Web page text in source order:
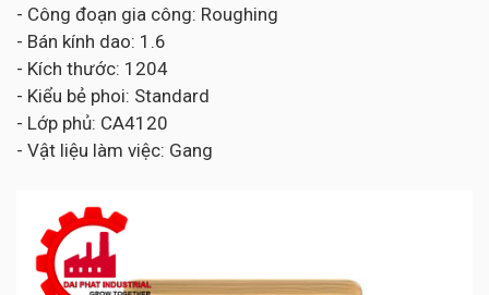
- Công đoạn gia công: Roughing
- Bán kính dao: 1.6
- Kích thước: 1204
- Kiểu bẻ phoi: Standard
- Lớp phủ: CA4120
- Vật liệu làm việc: Gang